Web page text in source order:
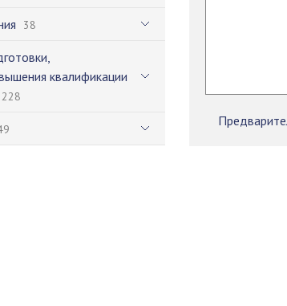
38
квалификации
228